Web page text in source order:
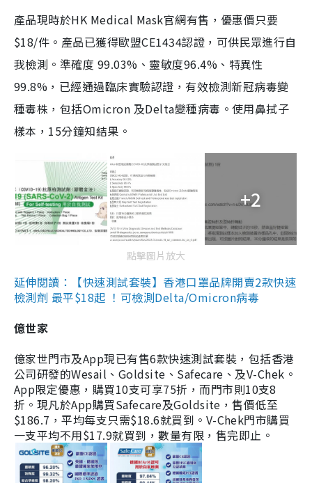
產品現時於HK Medical Mask官網有售，優惠價只要
$18/件。產品已獲得歐盟CE1434認證，可供民眾進行自
我檢測。準確度 99.03%、靈敏度96.4%、特異性
99.8%，已經通過臨床實驗認證，有效檢測新冠病毒變
種毒株，包括Omicron 及Delta變種病毒。使用鼻拭子
樣本，15分鐘知結果。
+2
點擊圖片放大
延伸閱讀：【快速測試套裝】香港口罩品牌開賣2款快速
檢測劑 最平$18起 ！可檢測Delta/Omicron病毒
億世家
億家世門市及App現已有售6款快速測試套裝，包括香港
公司研發的Wesail、Goldsite、Safecare、及V-Chek。
App限定優惠，購買10支可享75折，而門市則10支8
折。現凡於App購買Safecare及Goldsite，售價低至
$186.7，平均每支只需$18.6就買到。V-Chek門市購買
一支平均不用$17.9就買到，數量有限，售完即止。